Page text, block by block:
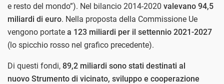
e resto del mondo”). Nel bilancio 2014-2020 valevano 94,5
miliardi di euro. Nella proposta della Commissione Ue
vengono portate a 123 miliardi per il settennio 2021-2027
(lo spicchio rosso nel grafico precedente).
Di questi fondi, 89,2 miliardi sono stati destinati al
nuovo Strumento di vicinato, sviluppo e cooperazione